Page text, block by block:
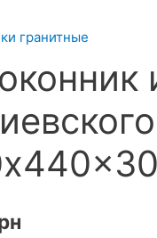
гранитные